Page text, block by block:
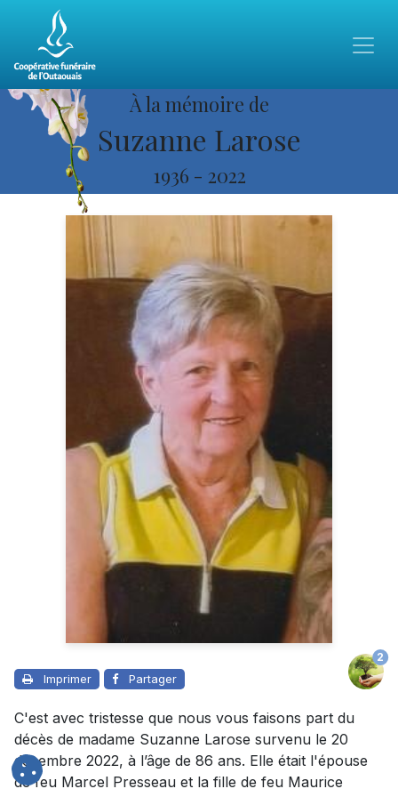
À la mémoire de
Suzanne Larose
1936 - 2022
Imprimer Partager
2
C'est avec tristesse que nous vous faisons part du
décès de madame Suzanne Larose survenu le 20
décembre 2022, à l’âge de 86 ans. Elle était l'épouse
de feu Marcel Presseau et la fille de feu Maurice